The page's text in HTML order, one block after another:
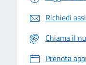
Richiedi
Chiama il
Prenota